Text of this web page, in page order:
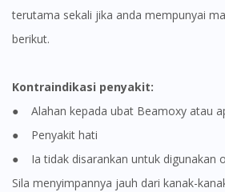
terutama sekali jika anda mempunyai
berikut.
Kontraindikasi penyakit:
● Alahan kepada ubat Beamoxy atau
● Penyakit hati
● Ia tidak disarankan untuk digunakan oleh kanak-kanak bayi.
Sila menyimpannya jauh dari kanak-